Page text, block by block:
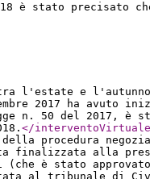
è stato
tra l'estate e
2017 ha avuto
n. 50 del 2017, è
</interventoVirtuale
della procedura
finalizzata alla
(che è stato
al tribunale di